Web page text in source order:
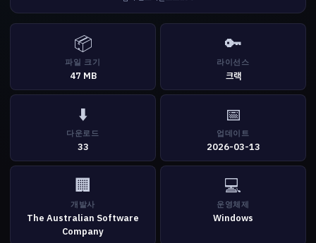
📦
파일 크기
47 MB
🔑
라이선스
크랙
⬇️
다운로드
33
📅
업데이트
2026-03-13
🏢
개발사
The Australian Software
Company
💻
운영체제
Windows